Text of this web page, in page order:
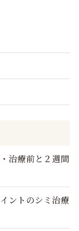
治療前と２週間
ントのシミ治療